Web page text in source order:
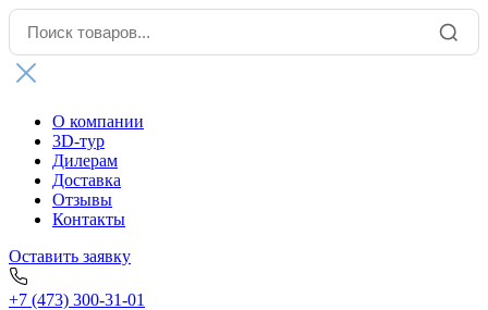
О компании
3D-тур
Дилерам
Доставка
Отзывы
Контакты
Оставить заявку
+7 (473) 300-31-01